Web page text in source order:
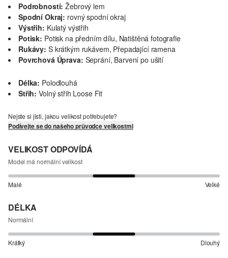
Podrobnosti: Žebrový lem
Spodní Okraj: rovný spodní okraj
Výstřih: Kulatý výstřih
Potisk: Potisk na předním dílu, Natištěná fotografie
Rukávy: S krátkým rukávem, Přepadající ramena
Povrchová Úprava: Seprání, Barvení po ušití
Délka: Polodlouhá
Střih: Volný střih Loose Fit
Nejste si jisti, jakou velikost potřebujete?
Podívejte se do našeho průvodce velikostmi
VELIKOST ODPOVÍDÁ
Model má normální velikost
Malé Velké
DÉLKA
Normální
Krátký Dlouhý